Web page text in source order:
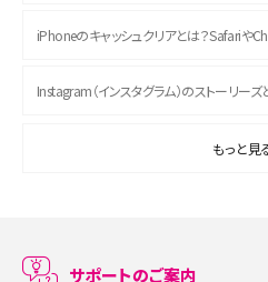
iPhoneのキャッシュクリアとは？Safariや
Instagram（インスタグラム）のストーリー
ASMRとは？初心者向けの代表ジャンルや
LINEで友だちを削除する方法は？方法ごと
もっと見
サポートのご案内